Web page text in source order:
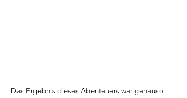
Das Ergebnis dieses Abenteuers war genauso